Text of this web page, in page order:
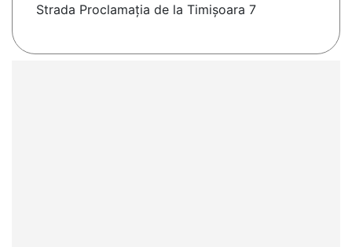
Strada Proclamația de la Timișoara 7